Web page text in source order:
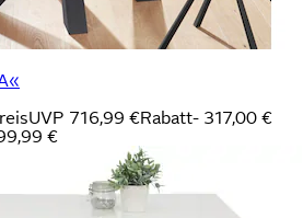
UVP 716,99 €Rabatt- 317,00 €
€